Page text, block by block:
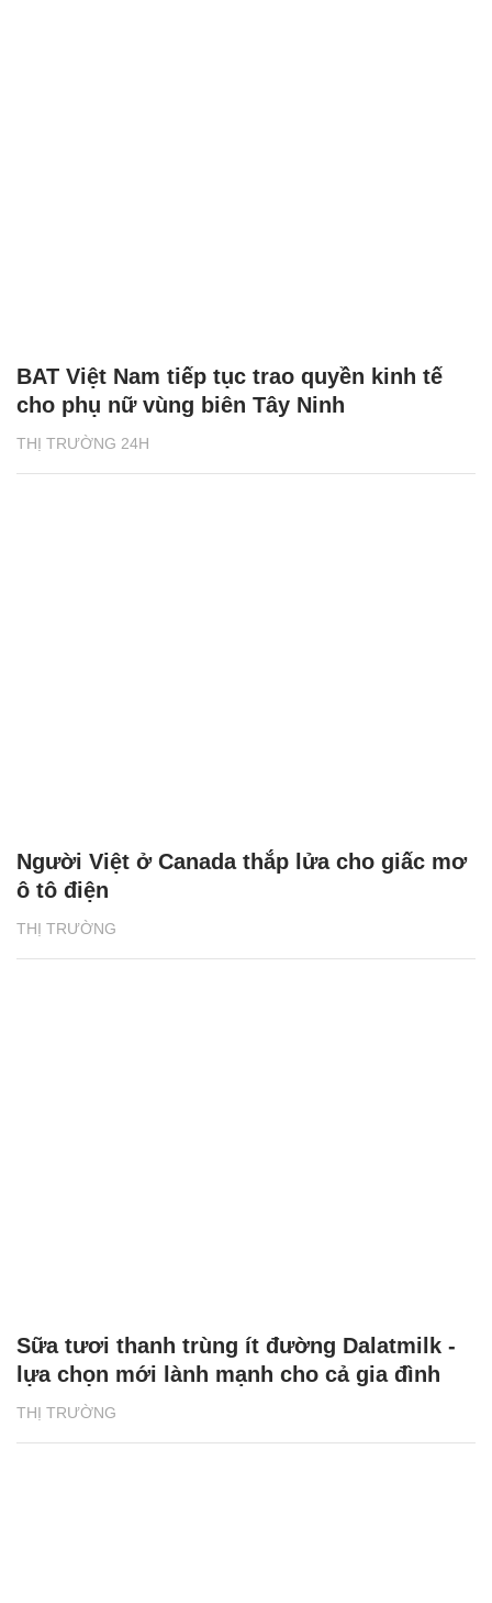
THỊ TRƯỜNG 24H
BAT Việt Nam tiếp tục trao quyền kinh tế
cho phụ nữ vùng biên Tây Ninh
THỊ TRƯỜNG
Người Việt ở Canada thắp lửa cho giấc mơ
ô tô điện
THỊ TRƯỜNG
Sữa tươi thanh trùng ít đường Dalatmilk -
lựa chọn mới lành mạnh cho cả gia đình